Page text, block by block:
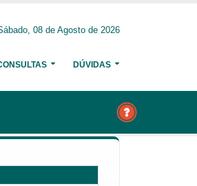
08 de Agosto de 2026
DÚVIDAS